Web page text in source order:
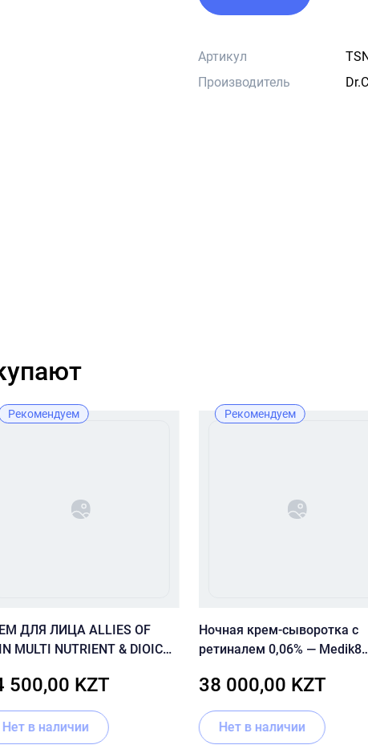
Артикул
Производитель
Рекомендуем
ДЛЯ ЛИЦА ALLIES OF
MULTI NUTRIENT & DIOIC
500,00 KZT
Нет в наличии
Рекомендуем
Ночная крем-сыворотка с
ретиналем 0,06% — Medik8
38 000,00 KZT
Нет в наличии